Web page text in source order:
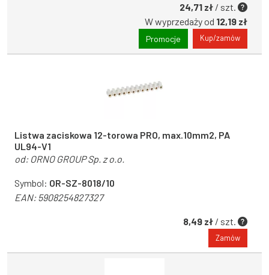
24,71 zł / szt.
W wyprzedaży od 12,19 zł
Promocje Kup/zamów
Listwa zaciskowa 12-torowa PRO, max.10mm2, PA
UL94-V1
od: ORNO GROUP Sp. z o.o.
Symbol: OR-SZ-8018/10
EAN:5908254827327
8,49 zł / szt.
Zamów